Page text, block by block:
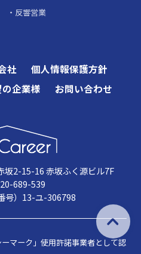
反響営業
社
個人情報保護方針
企業様 お問い合わせ
2-15-16 赤坂ふく源ビル7F
689-539
号）13-ユ-306798
マーク」使用許諾事業者として認